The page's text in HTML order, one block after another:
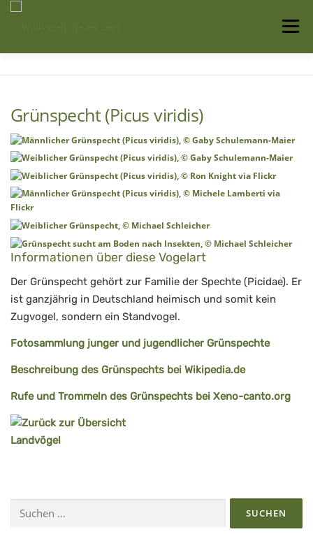
Menü
Grünspecht (Picus viridis)
Informationen über diese Vogelart
Der Grünspecht gehört zur Familie der Spechte (Picidae). Er
ist ganzjährig in Deutschland heimisch und somit kein
Zugvogel, sondern ein Standvogel.
Fotosammlung junger und jugendlicher Grünspechte
Beschreibung des Grünspechts bei Wikipedia.de
Rufe und Trommeln des Grünspechts bei Xeno-canto.org
nach: